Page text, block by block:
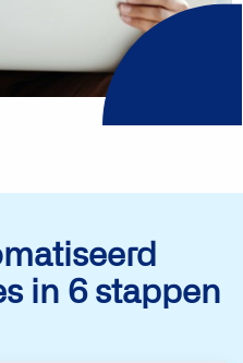
in 6 stappen